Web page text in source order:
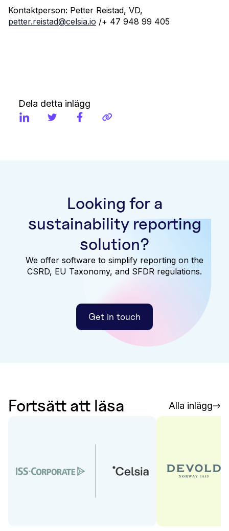
Kontaktperson: Petter Reistad, VD,
petter.reistad@celsia.io /+ 47 948 99 405
Dela detta inlägg
Looking for a
sustainability reporting
solution?
We offer software to simplify reporting on the
CSRD, EU Taxonomy, and SFDR regulations.
Get in touch
Fortsätt att läsa Alla inlägg